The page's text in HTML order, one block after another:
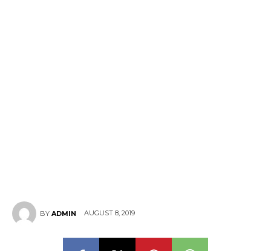
BY ADMIN AUGUST 8, 2019